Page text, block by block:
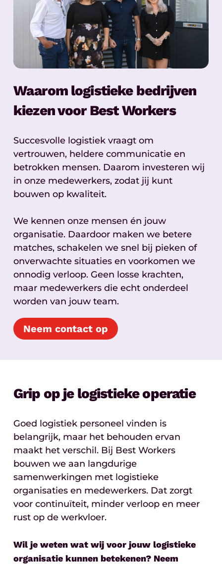
Waarom logistieke bedrijven
kiezen voor Best Workers
Succesvolle logistiek vraagt om
vertrouwen, heldere communicatie en
betrokken mensen. Daarom investeren wij
in onze medewerkers, zodat jij kunt
bouwen op kwaliteit.
We kennen onze mensen én jouw
organisatie. Daardoor maken we betere
matches, schakelen we snel bij pieken of
onverwachte situaties en voorkomen we
onnodig verloop. Geen losse krachten,
maar medewerkers die echt onderdeel
worden van jouw team.
Neem contact op
Grip op je logistieke operatie
Goed logistiek personeel vinden is
belangrijk, maar het behouden ervan
maakt het verschil. Bij Best Workers
bouwen we aan langdurige
samenwerkingen met logistieke
organisaties en medewerkers. Dat zorgt
voor continuïteit, minder verloop en meer
rust op de werkvloer.
Wil je weten wat wij voor jouw logistieke
organisatie kunnen betekenen? Neem